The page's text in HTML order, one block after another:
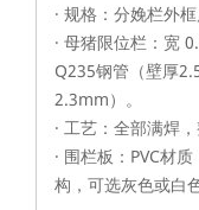
· 规格：分娩栏外
· 母猪限位栏：宽
Q235钢管（壁厚
2.3mm）。
· 工艺：全部满焊
· 围栏板：PVC材
构，可选灰色或白色